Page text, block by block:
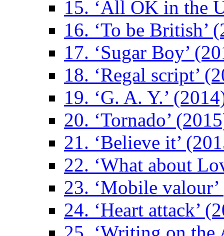
15. ‘All OK in the
16. ‘To be British’
17. ‘Sugar Boy’
18. ‘Regal script’
19. ‘G. A. Y.’
20. ‘Tornado’
21. ‘Believe it’
22. ‘What about
23. ‘Mobile
24. ‘Heart attack’